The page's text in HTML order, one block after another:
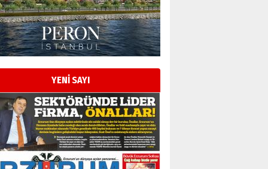
YENİ SAYI
02 Ağustos 2026 Pazar
Kadir SABUNCUOĞLU
Erzurumspor’un köşe taşları
29 Haziran 2026 Pazartesi
Kenan GÜLERCİ
Murat Şahsuvaroğlu ERKON’da
çıtayı yukarı taşırken,
yönetimdekiler aşağı
çekmemeli!
17 Şubat 2026 SalıOrhan BOZKURT
Bir fotoğraf, bir şehir, bir
gazeteci… Dizginler kimin